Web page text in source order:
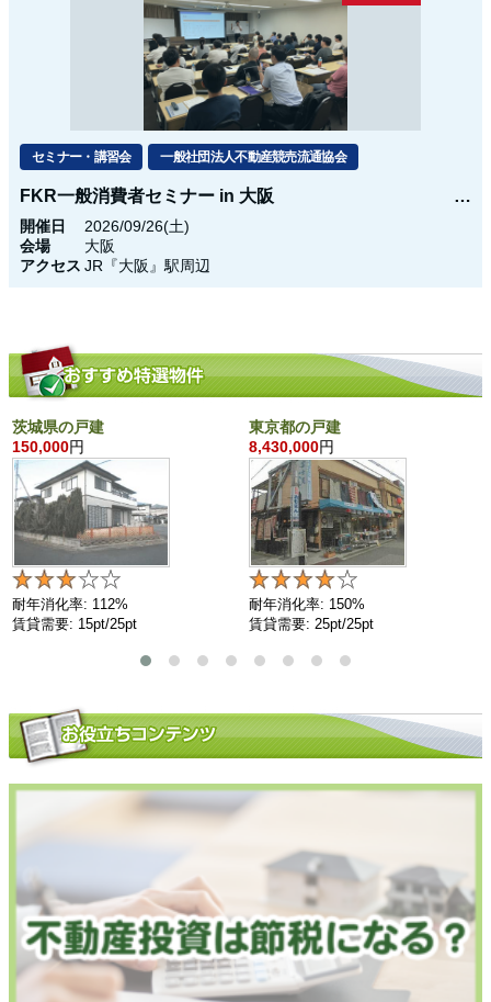
セミナー・講習会 一般社団法人不動産競売流通協会
FKR一般消費者セミナー in 大阪
開催日
2026/09/26(土)
会場
大阪
アクセス JR『大阪』駅周辺
茨城県の戸建
150,000円
耐年消化率: 112%
賃貸需要: 15pt/25pt
東京都の戸建
8,430,000円
耐年消化率: 150%
賃貸需要: 25pt/25pt